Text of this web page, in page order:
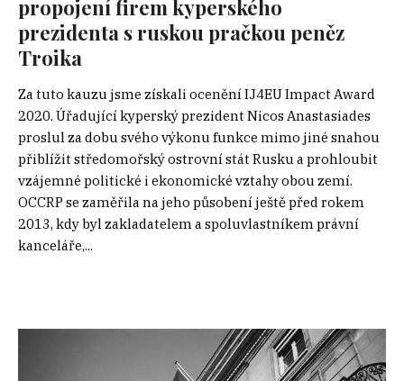
propojení firem kyperského
prezidenta s ruskou pračkou peněz
Troika
Za tuto kauzu jsme získali ocenění IJ4EU Impact Award
2020. Úřadující kyperský prezident Nicos Anastasiades
proslul za dobu svého výkonu funkce mimo jiné snahou
přiblížit středomořský ostrovní stát Rusku a prohloubit
vzájemné politické i ekonomické vztahy obou zemí.
OCCRP se zaměřila na jeho působení ještě před rokem
2013, kdy byl zakladatelem a spoluvlastníkem právní
kanceláře,...